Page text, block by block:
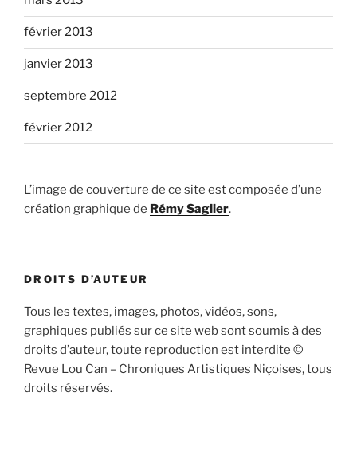
février 2013
janvier 2013
septembre 2012
février 2012
L’image de couverture de ce site est composée d’une
création graphique de Rémy Saglier.
DROITS D’AUTEUR
Tous les textes, images, photos, vidéos, sons,
graphiques publiés sur ce site web sont soumis à des
droits d’auteur, toute reproduction est interdite ©
Revue Lou Can – Chroniques Artistiques Niçoises, tous
droits réservés.